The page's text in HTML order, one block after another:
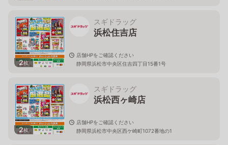
2枚
スギドラッグ
浜松住吉店
店舗HPをご確認ください
静岡県浜松市中央区住吉四丁目15番1号
2枚
スギドラッグ
浜松西ヶ崎店
店舗HPをご確認ください
静岡県浜松市中央区西ケ崎町1072番地の1